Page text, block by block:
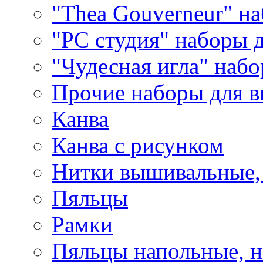
"Thea Gouverneur"
"РС студия" наборы
"Чудесная игла"
Прочие наборы для
Канва
Канва с рисунком
Нитки
Пяльцы
Рамки
Пяльцы напольные,